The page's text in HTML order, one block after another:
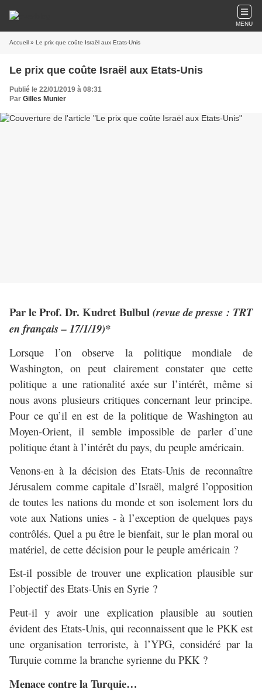
MENU
Accueil » Le prix que coûte Israël aux Etats-Unis
Le prix que coûte Israël aux Etats-Unis
Publié le 22/01/2019 à 08:31
Par Gilles Munier
Par le Prof. Dr. Kudret Bulbul(revue de presse : TRT
en français – 17/1/19)*
Lorsque l’on observe la politique mondiale de
Washington, on peut clairement constater que cette
politique a une rationalité axée sur l’intérêt, même si
nous avons plusieurs critiques concernant leur principe.
Pour ce qu’il en est de la politique de Washington au
Moyen-Orient, il semble impossible de parler d’une
politique étant à l’intérêt du pays, du peuple américain.
Venons-en à la décision des Etats-Unis de reconnaître
Jérusalem comme capitale d’Israël, malgré l’opposition
de toutes les nations du monde et son isolement lors du
vote aux Nations unies - à l’exception de quelques pays
contrôlés. Quel a pu être le bienfait, sur le plan moral ou
matériel, de cette décision pour le peuple américain ?
Est-il possible de trouver une explication plausible sur
l’objectif des Etats-Unis en Syrie ?
Peut-il y avoir une explication plausible au soutien
évident des Etats-Unis, qui reconnaissent que le PKK est
une organisation terroriste, à l’YPG, considéré par la
Turquie comme la branche syrienne du PKK ?
Menace contre la Turquie…